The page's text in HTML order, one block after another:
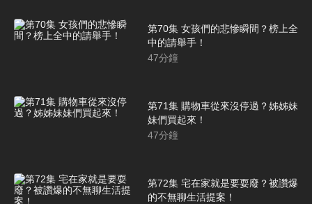
第70集 女孩們的悲慘瞬間？榜上全
中的請舉手！
47分鐘
第71集 購物車從來沒停過？姊姊妹
妹們買起來！
47分鐘
第72集 宅在家就是要耍廢？被讚爆
的不無聊生活提案！